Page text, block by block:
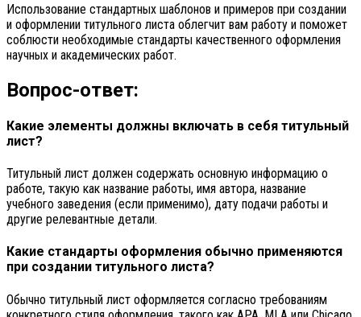
Использование стандартных шаблонов и примеров при создании
и оформлении титульного листа облегчит вам работу и поможет
соблюсти необходимые стандарты качественного оформления
научных и академических работ.
Вопрос-ответ:
Какие элементы должны включать в себя титульный
лист?
Титульный лист должен содержать основную информацию о
работе, такую как название работы, имя автора, название
учебного заведения (если применимо), дату подачи работы и
другие релевантные детали.
Какие стандарты оформления обычно применяются
при создании титульного листа?
Обычно титульный лист оформляется согласно требованиям